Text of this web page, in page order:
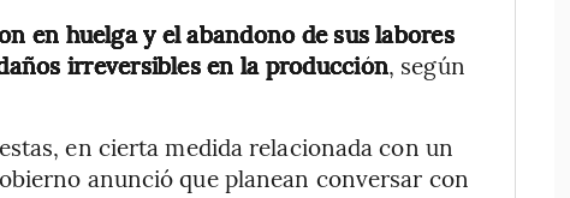
en huelga y el abandono de sus labores
irreversibles en la producción, según
en cierta medida relacionada con un
anunció que planean conversar con